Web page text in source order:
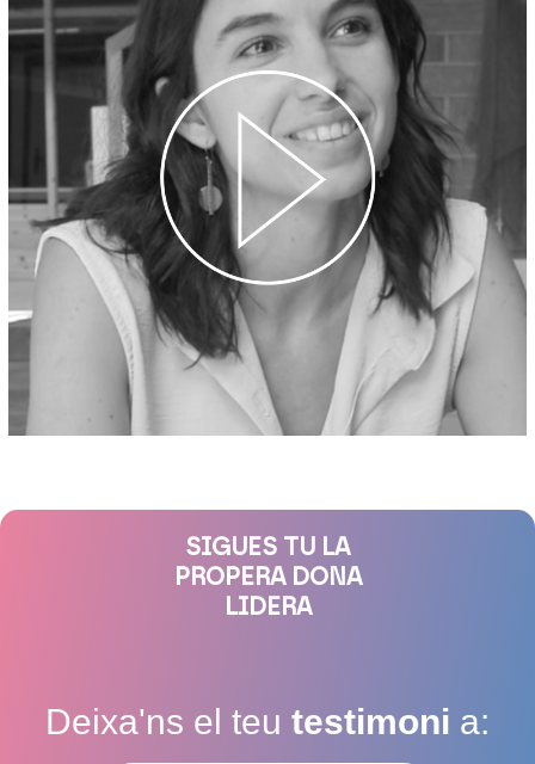
SIGUES TU LA
PROPERA DONA
LIDERA
Deixa'ns el teu testimoni a: